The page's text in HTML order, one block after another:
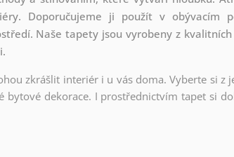
Doporučujeme ji použít v obývacím
Naše tapety jsou vyrobeny z
zkrášlit interiér i u vás doma. Vyberte si z
bytové dekorace. I prostřednictvím tapet si